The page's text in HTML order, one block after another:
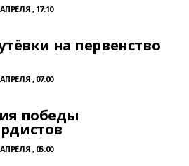
, 17:10
на первенство
, 07:00
победы
, 05:00